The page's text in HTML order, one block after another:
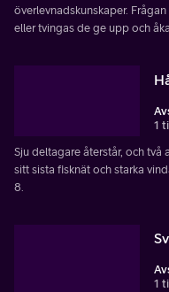
överlevnadskunskaper.
eller tvingas de ge upp och
1
Sju deltagare återstår, och två
sitt sista fisknät och starka
8.
1